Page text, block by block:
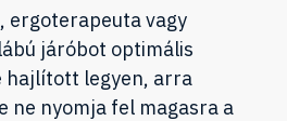
ergoterapeuta vagy
járóbot optimális
hajlított legyen, arra
ne nyomja fel magasra a